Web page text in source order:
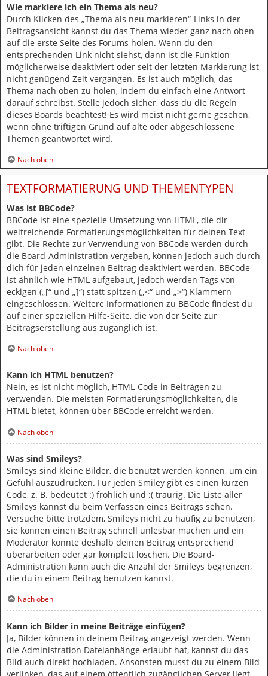
Wie markiere ich ein Thema als neu?
Durch Klicken des „Thema als neu markieren“-Links in der
Beitragsansicht kannst du das Thema wieder ganz nach oben
auf die erste Seite des Forums holen. Wenn du den
entsprechenden Link nicht siehst, dann ist die Funktion
möglicherweise deaktiviert oder seit der letzten Markierung ist
nicht genügend Zeit vergangen. Es ist auch möglich, das
Thema nach oben zu holen, indem du einfach eine Antwort
darauf schreibst. Stelle jedoch sicher, dass du die Regeln
dieses Boards beachtest! Es wird meist nicht gerne gesehen,
wenn ohne triftigen Grund auf alte oder abgeschlossene
Themen geantwortet wird.
Nach oben
TEXTFORMATIERUNG UND THEMENTYPEN
Was ist BBCode?
BBCode ist eine spezielle Umsetzung von HTML, die dir
weitreichende Formatierungsmöglichkeiten für deinen Text
gibt. Die Rechte zur Verwendung von BBCode werden durch
die Board-Administration vergeben, können jedoch auch durch
dich für jeden einzelnen Beitrag deaktiviert werden. BBCode
ist ähnlich wie HTML aufgebaut, jedoch werden Tags von
eckigen („[“ und „]“) statt spitzen („<“ und „>“) Klammern
eingeschlossen. Weitere Informationen zu BBCode findest du
auf einer speziellen Hilfe-Seite, die von der Seite zur
Beitragserstellung aus zugänglich ist.
Nach oben
Kann ich HTML benutzen?
Nein, es ist nicht möglich, HTML-Code in Beiträgen zu
verwenden. Die meisten Formatierungsmöglichkeiten, die
HTML bietet, können über BBCode erreicht werden.
Nach oben
Was sind Smileys?
Smileys sind kleine Bilder, die benutzt werden können, um ein
Gefühl auszudrücken. Für jeden Smiley gibt es einen kurzen
Code, z. B. bedeutet :) fröhlich und :( traurig. Die Liste aller
Smileys kannst du beim Verfassen eines Beitrags sehen.
Versuche bitte trotzdem, Smileys nicht zu häufig zu benutzen,
sie können einen Beitrag schnell unlesbar machen und ein
Moderator könnte deshalb deinen Beitrag entsprechend
überarbeiten oder gar komplett löschen. Die Board-
Administration kann auch die Anzahl der Smileys begrenzen,
die du in einem Beitrag benutzen kannst.
Nach oben
Kann ich Bilder in meine Beiträge einfügen?
Ja, Bilder können in deinem Beitrag angezeigt werden. Wenn
die Administration Dateianhänge erlaubt hat, kannst du das
Bild auch direkt hochladen. Ansonsten musst du zu einem Bild
verlinken, das auf einem öffentlich zugänglichen Server liegt,